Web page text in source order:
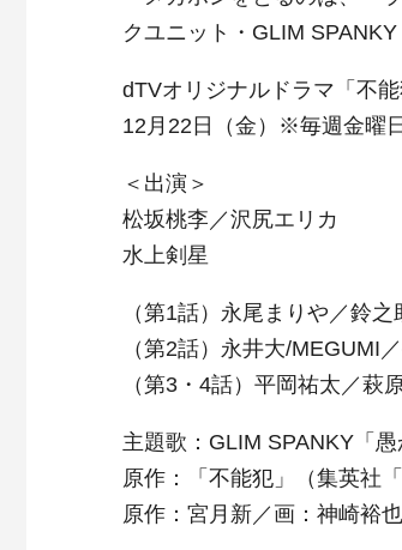
クユニット・GLIM
dTVオリジナルドラマ「不能
12月22日（金）※毎週金曜
＜出演＞
松坂桃李／沢尻エリカ
水上剣星
（第1話）永尾まりや／鈴
（第2話）永井大/MEGUMI
（第3・4話）平岡祐太／萩
主題歌：GLIM SPANKY「
原作：「不能犯」（集英社
原作：宮月新／画：神崎裕也